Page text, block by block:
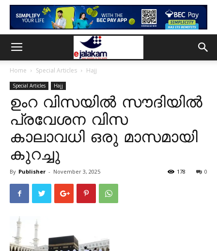
Home Special Articles Hajj
Special Articles Hajj
ഉംറ വിസയിൽ സൗദിയിൽ
പ്രവേശന വിസ
കാലാവധി ഒരു മാസമായി
കുറച്ചു
By Publisher - November 3, 2025 0
178